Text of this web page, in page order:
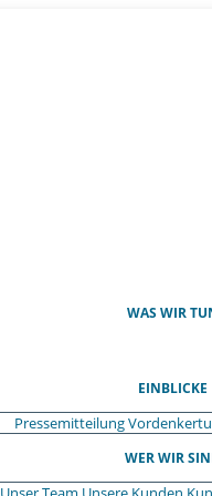
WAS WIR
EINBLICKE
Pressemitteilung
WER WIR